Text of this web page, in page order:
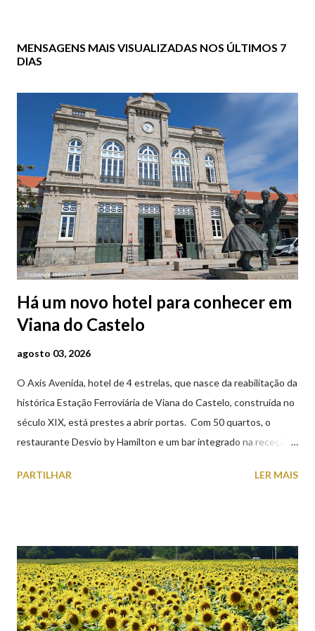
MENSAGENS MAIS VISUALIZADAS NOS ÚLTIMOS 7
DIAS
Há um novo hotel para conhecer em
Viana do Castelo
agosto 03, 2026
O Axis Avenida, hotel de 4 estrelas, que nasce da reabilitação da
histórica Estação Ferroviária de Viana do Castelo, construída no
século XIX, está prestes a abrir portas. Com 50 quartos, o
restaurante Desvio by Hamilton e um bar integrado na receção,
peças históricas cedidas pela IP Património que homenageiam a
PARTILHAR LER MAIS